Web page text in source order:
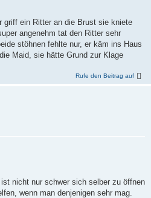
griff ein Ritter an die Brust sie kniete
angenehm tat den Ritter sehr
stöhnen fehlte nur, er käm ins Haus
Maid, sie hätte Grund zur Klage
Rufe den Beitrag auf
nicht nur schwer sich selber zu öffnen
wenn man denjenigen sehr mag.